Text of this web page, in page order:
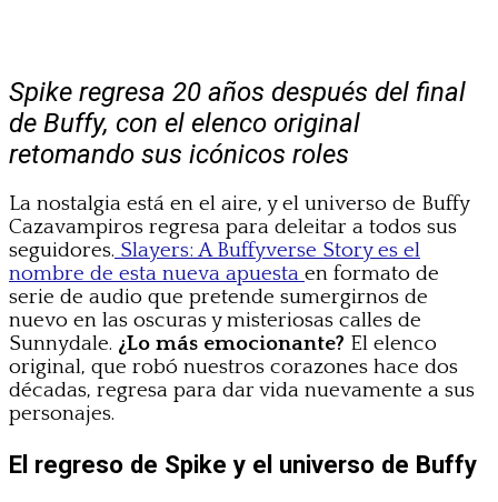
Spike regresa 20 años después del final
de Buffy, con el elenco original
retomando sus icónicos roles
La nostalgia está en el aire, y el universo de Buffy
Cazavampiros regresa para deleitar a todos sus
seguidores. Slayers: A Buffyverse Story es el
nombre de esta nueva apuesta en formato de
serie de audio que pretende sumergirnos de
nuevo en las oscuras y misteriosas calles de
Sunnydale. ¿Lo más emocionante? El elenco
original, que robó nuestros corazones hace dos
décadas, regresa para dar vida nuevamente a sus
personajes.
El regreso de Spike y el universo de Buffy